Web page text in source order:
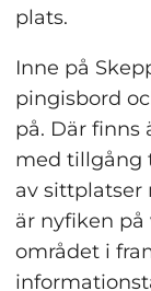
plats.
Inne på
pingisbord
på. Där finns
med tillgång
av sittplatser
är nyfiken
området i